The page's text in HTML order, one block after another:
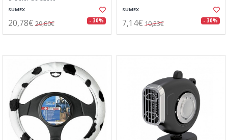
SUMEX
20,78€ 29,80€ - 30%
SUMEX
7,14€ 10,23€ - 30%